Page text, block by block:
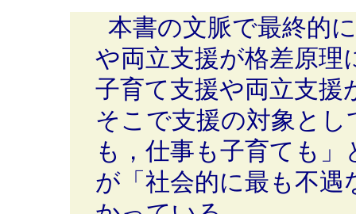
本書の文脈で最終的
や両立支援が格差原
子育て支援や両立支
そこで支援の対象と
も，仕事も子育ても
が「社会的に最も不